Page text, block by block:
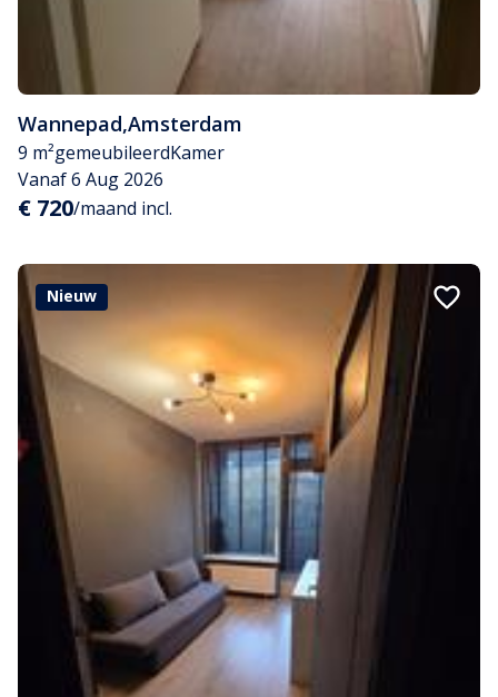
Wannepad,Amsterdam
9 m²gemeubileerdKamer
Vanaf 6 Aug 2026
€ 720/maand incl.
Nieuw